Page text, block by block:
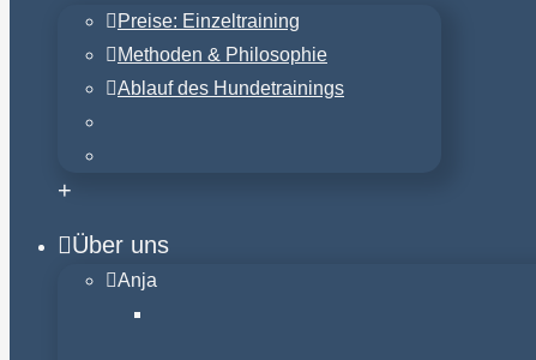
Preise: Einzeltraining
Methoden & Philosophie
Ablauf des Hundetrainings
+
Über uns
Anja